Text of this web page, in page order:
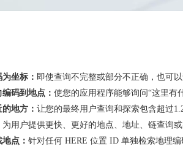
坐标： 即使查询不完整或部分不正确，也可
码到地点： 使您的应用程序能够询问“这里有
地方： 让您的最终用户查询和探索包含超过
为用户提供更快、更好的地点、地址、链查询
点： 针对任何 HERE 位置 ID 单独检索地理